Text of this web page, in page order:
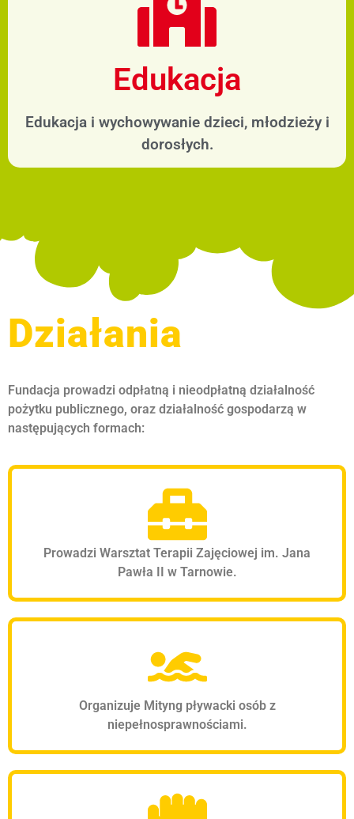
Edukacja
Edukacja i wychowywanie dzieci, młodzieży i
dorosłych.
Działania
Fundacja prowadzi odpłatną i nieodpłatną działalność
pożytku publicznego, oraz działalność gospodarzą w
następujących formach:
Prowadzi Warsztat Terapii Zajęciowej im. Jana
Pawła II w Tarnowie.
Organizuje Mityng pływacki osób z
niepełnosprawnościami.